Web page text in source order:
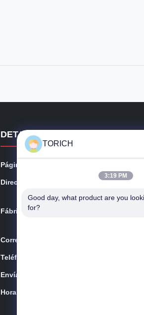
DETALLES DE CONTACTO
Página web:
Dirección:
Suite 1604-3, Hongan Plaza,
rito de Yinzhou, ciudad de
Fábrica:
Correo electrónico:
Teléfono:
Envía un fax.:
Horas:
TORICH
3:19 PM
Good day, what product are you
for?